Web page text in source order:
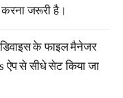
जरूरी है।
के फाइल मैनेजर
ऐप से सीधे सेट किया जा